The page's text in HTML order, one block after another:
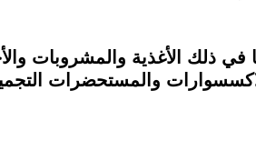
ذلك الأغذية والمشروبات
والمستحضرات